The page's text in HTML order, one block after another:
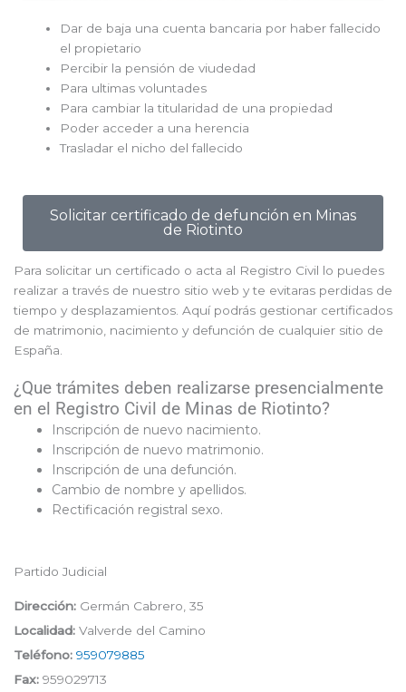
Dar de baja una cuenta bancaria por haber fallecido
el propietario
Percibir la pensión de viudedad
Para ultimas voluntades
Para cambiar la titularidad de una propiedad
Poder acceder a una herencia
Trasladar el nicho del fallecido
Solicitar certificado de defunción en Minas
de Riotinto
Para solicitar un certificado o acta al Registro Civil lo puedes
realizar a través de nuestro sitio web y te evitaras perdidas de
tiempo y desplazamientos. Aquí podrás gestionar certificados
de matrimonio, nacimiento y defunción de cualquier sitio de
España.
¿Que trámites deben realizarse presencialmente
en el Registro Civil de Minas de Riotinto?
Inscripción de nuevo nacimiento.
Inscripción de nuevo matrimonio.
Inscripción de una defunción.
Cambio de nombre y apellidos.
Rectificación registral sexo.
Partido Judicial
Dirección: Germán Cabrero, 35
Localidad: Valverde del Camino
Teléfono: 959079885
Fax: 959029713